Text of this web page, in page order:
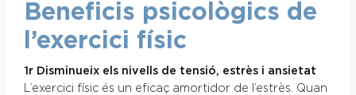
Beneficis psicològics de
l’exercici físic
1r Disminueix els nivells de tensió, estrès i ansietat
L’exercici físic és un eficaç amortidor de l’estrès. Quan